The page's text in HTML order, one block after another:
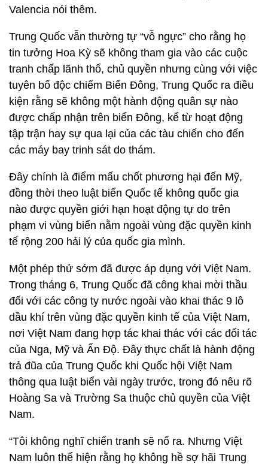
Valencia nói thêm.
Trung Quốc vẫn thường tự “vỗ ngực” cho rằng họ
tin tưởng Hoa Kỳ sẽ không tham gia vào các cuộc
tranh chấp lãnh thổ, chủ quyền nhưng cùng với việc
tuyên bố độc chiếm Biển Đông, Trung Quốc ra điều
kiện rằng sẽ không một hành động quân sự nào
được chấp nhận trên biển Đông, kể từ hoạt động
tập trận hay sự qua lại của các tàu chiến cho đến
các máy bay trinh sát do thám.
Đây chính là điểm mấu chốt phương hại đến Mỹ,
đồng thời theo luật biển Quốc tế không quốc gia
nào được quyền giới hạn hoạt động tự do trên
phạm vi vùng biển nằm ngoài vùng đặc quyền kinh
tế rộng 200 hải lý của quốc gia mình.
Một phép thử sớm đã được áp dụng với Việt Nam.
Trong tháng 6, Trung Quốc đã công khai mời thầu
đối với các công ty nước ngoài vào khai thác 9 lô
dầu khí trên vùng đặc quyền kinh tế của Việt Nam,
nơi Việt Nam đang hợp tác khai thác với các đối tác
của Nga, Mỹ và Ấn Độ. Đây thực chất là hành động
trả đũa của Trung Quốc khi Quốc hội Việt Nam
thông qua luật biển vài ngày trước, trong đó nêu rõ
Hoàng Sa và Trường Sa thuộc chủ quyền của Việt
Nam.
“Tôi không nghĩ chiến tranh sẽ nổ ra. Nhưng Việt
Nam luôn thể hiện rằng họ không hề sợ hãi Trung